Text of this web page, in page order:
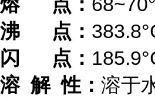
沸 点：
闪 点：
溶 解 性： 溶于